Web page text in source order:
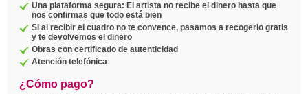
Una plataforma segura: El artista no recibe el dinero hasta que
nos confirmas que todo está bien
Si al recibir el cuadro no te convence, pasamos a recogerlo gratis
y te devolvemos el dinero
Obras con certificado de autenticidad
Atención telefónica
¿Cómo pago?